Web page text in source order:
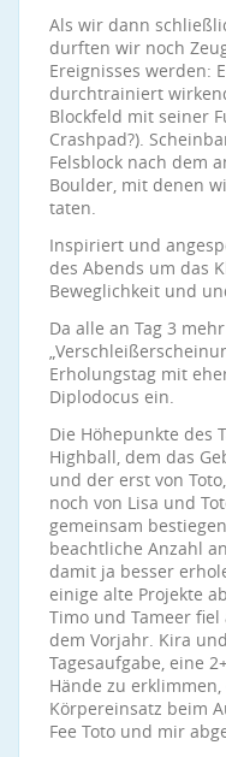
Als wir dann
durften wir noch
Ereignisses werden:
durchtrainiert
Blockfeld mit seiner
Crashpad?).
Felsblock nach dem
Boulder, mit denen
taten.
Inspiriert und
des Abends um das
Beweglichkeit und
Da alle an Tag 3
Erholungstag mit
Diplodocus ein.
Die Höhepunkte des
Highball, dem das
und der erst von
noch von Lisa und
gemeinsam
beachtliche Anzahl
damit ja besser
einige alte Projekte
Timo und Tameer
dem Vorjahr. Kira
Tagesaufgabe, eine
Hände zu
Körpereinsatz beim
Fee Toto und mir